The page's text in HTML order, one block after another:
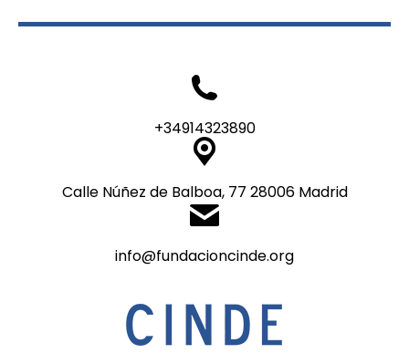
+34914323890
Calle Núñez de Balboa, 77 28006 Madrid
info@fundacioncinde.org